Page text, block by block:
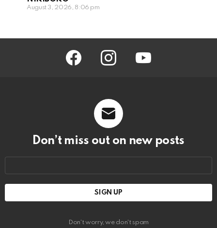
August 3, 2026, 8:06 pm
facebook instagram youtube
Don’t miss out on new posts
Don't worry, we don't spam